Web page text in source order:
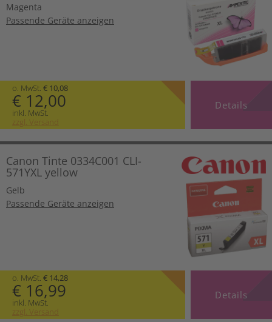
Magenta
Passende Geräte anzeigen
o. MwSt. € 10,08
€ 12,00
inkl. MwSt.
zzgl. Versand
Details
Canon Tinte 0334C001 CLI-
571YXL yellow
Gelb
Passende Geräte anzeigen
o. MwSt. € 14,28
€ 16,99
inkl. MwSt.
zzgl. Versand
Details